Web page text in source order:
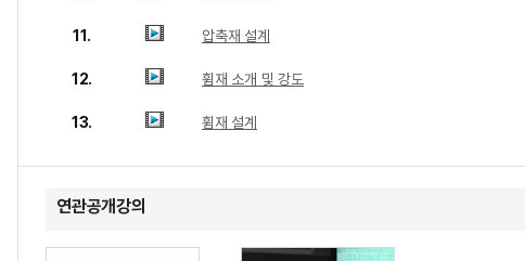
11. 압축재 설계
12. 휨재 소개 및 강도
13. 휨재 설계
연관공개강의